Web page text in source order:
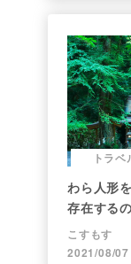
トラベ
わら人形
存在する
調べた
こすもす
2021/08/07